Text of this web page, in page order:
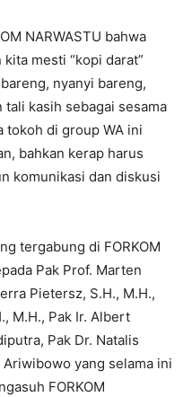
NARWASTU bahwa
mesti “kopi darat”
nyanyi bareng,
kasih sebagai sesama
tokoh di group WA ini
bahkan kerap harus
komunikasi dan diskusi
tergabung di FORKOM
Pak Prof. Marten
Pietersz, S.H., M.H.,
M.H., Pak Ir. Albert
Pak Dr. Natalis
yang selama ini
FORKOM